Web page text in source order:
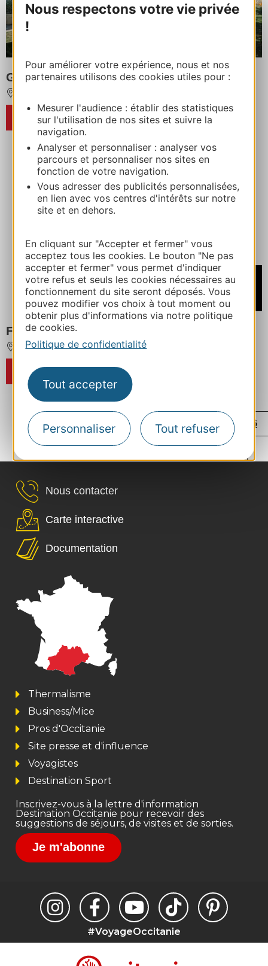
Nous respectons votre vie privée
!
Pour améliorer votre expérience, nous et nos
partenaires utilisons des cookies utiles pour :
Mesurer l'audience : établir des statistiques
sur l'utilisation de nos sites et suivre la
navigation.
Analyser et personnaliser : analyser vos
parcours et personnaliser nos sites en
fonction de votre navigation.
Vous adresser des publicités personnalisées,
en lien avec vos centres d'intérêts sur notre
site et en dehors.
En cliquant sur "Accepter et fermer" vous
acceptez tous les cookies. Le bouton "Ne pas
accepter et fermer" vous permet d'indiquer
votre refus et seuls les cookies nécessaires au
fonctionnement du site seront déposés. Vous
pouvez modifier vos choix à tout moment ou
obtenir plus d'informations via notre politique
de cookies.
Politique de confidentialité
Tout accepter
Personnaliser Tout refuser
Gîte proche des Lacs
RÉSERVER
488€
/ Semaine
FAOU GRAND 6
LES MARTYS
RÉSERVER
... 73 74 76
77 ... 132 ... 189 ... 226
Nous contacter
Carte interactive
Documentation
Thermalisme
Business/Mice
Pros d'Occitanie
Site presse et d'influence
Voyagistes
Destination Sport
Inscrivez-vous à la lettre d'information
Destination Occitanie pour recevoir des
suggestions de séjours, de visites et de sorties.
Je m'abonne
#VoyageOccitanie